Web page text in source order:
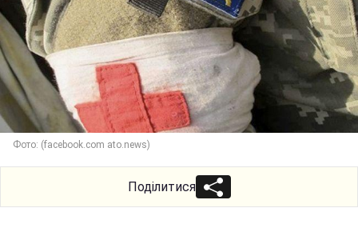
Фото: (facebook.com ato.news)
Поділитися